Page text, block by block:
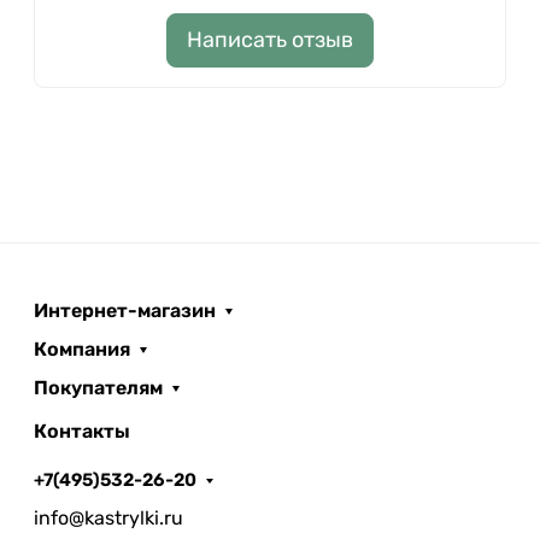
Написать отзыв
Интернет-магазин
Компания
Покупателям
Контакты
+7(495)532-26-20
info@kastrylki.ru